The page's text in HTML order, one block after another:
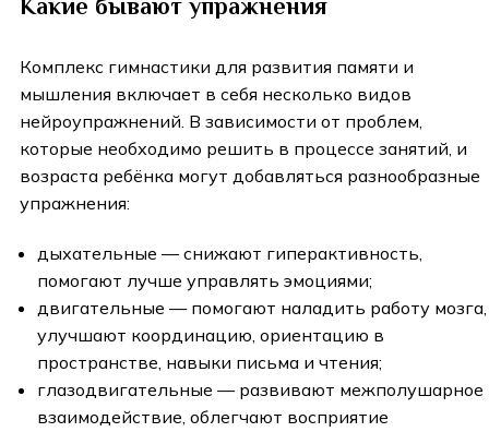
Какие бывают упражнения
Комплекс гимнастики для развития памяти и
мышления включает в себя несколько видов
нейроупражнений. В зависимости от проблем,
которые необходимо решить в процессе занятий, и
возраста ребёнка могут добавляться разнообразные
упражнения:
дыхательные — снижают гиперактивность,
помогают лучше управлять эмоциями;
двигательные — помогают наладить работу мозга,
улучшают координацию, ориентацию в
пространстве, навыки письма и чтения;
глазодвигательные — развивают межполушарное
взаимодействие, облегчают восприятие